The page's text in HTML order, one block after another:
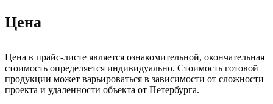
Цена
Цена в прайс-листе является ознакомительной, окончательная
стоимость определяется индивидуально. Стоимость готовой
продукции может варьироваться в зависимости от сложности
проекта и удаленности объекта от Петербурга.